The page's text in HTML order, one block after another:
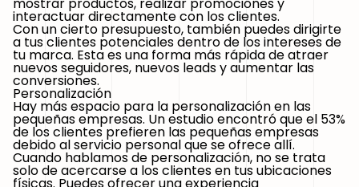
interactuar directamente con los clientes.
Con un cierto presupuesto, también puedes dirigirte
a tus clientes potenciales dentro de los intereses de
tu marca. Esta es una forma más rápida de atraer
nuevos seguidores, nuevos leads y aumentar las
conversiones.
Personalización
Hay más espacio para la personalización en las
pequeñas empresas. Un estudio encontró que el 53%
de los clientes prefieren las pequeñas empresas
debido al servicio personal que se ofrece allí.
Cuando hablamos de personalización, no se trata
solo de acercarse a los clientes en tus ubicaciones